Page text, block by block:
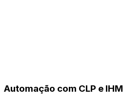
Automação com CLP e IHM